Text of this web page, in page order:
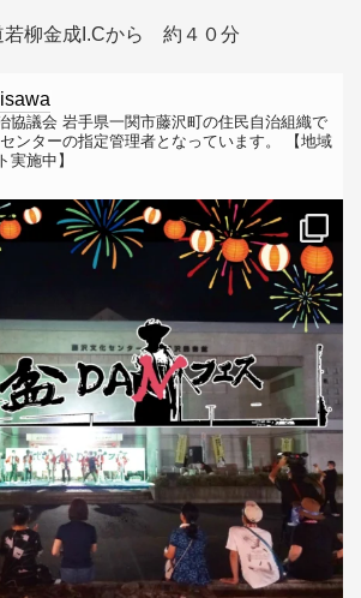
若柳金成I.Cから 約４０分
協議会 岩手県一関市藤沢町の住民自治組織で
ンターの指定管理者となっています。
【地域
実施中】